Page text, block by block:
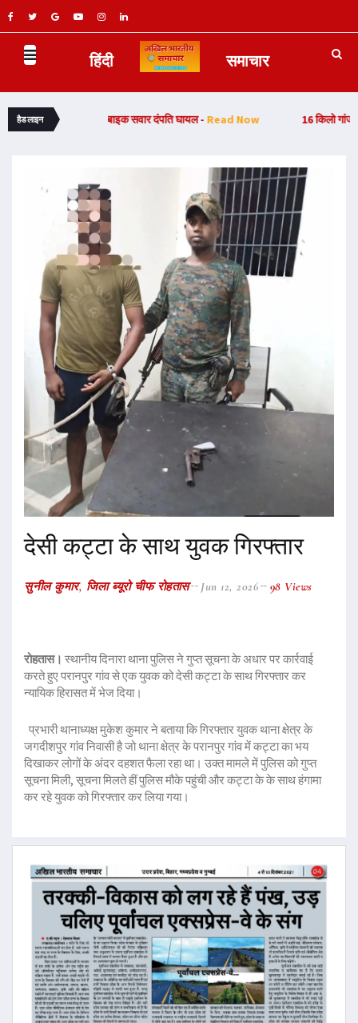
हिंदी समाचार
हैडलाइन
सड़क हादसा, बाइक सवार दंपति घायल -Read Now 16 किलो गांजा बरामदगी
देसी कट्टा के साथ युवक गिरफ्तार
सुनील कुमार, जिला ब्यूरो चीफ रोहतास Jun 12, 2026 98 Views
रोहतास। स्थानीय दिनारा थाना पुलिस ने गुप्त सूचना के अधार पर कार्रवाई
करते हुए परानपुर गांव से एक युवक को देसी कट्टा के साथ गिरफ्तार कर
न्यायिक हिरासत में भेज दिया।
प्रभारी थानाध्यक्ष मुकेश कुमार ने बताया कि गिरफ्तार युवक थाना क्षेत्र के
जगदीशपुर गांव निवासी है जो थाना क्षेत्र के परानपुर गांव में कट्टा का भय
दिखाकर लोगों के अंदर दहशत फैला रहा था। उक्त मामले में पुलिस को गुप्त
सूचना मिली, सूचना मिलते हीं पुलिस मौके पहुंची और कट्टा के के साथ हंगामा
कर रहे युवक को गिरफ्तार कर लिया गया।